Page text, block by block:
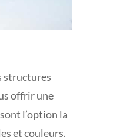
structures
offrir une
l’option la
et couleurs.